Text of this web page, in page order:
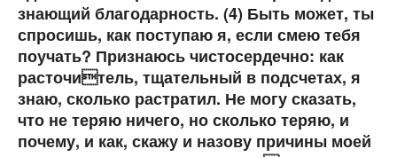
знающий благодарность. (4) Быть может, ты
спросишь, как поступаю я, если смею тебя
поучать? Признаюсь чистосердечно: как
расточитель, тщательный в подсчетах, я
знаю, сколько растратил. Не могу сказать,
что не теряю ничего, но сколько теряю, и
почему, и как, скажу и назову причины моей